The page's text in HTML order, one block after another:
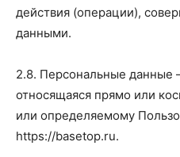
действия (операции),
данными.
2.8. Персональные данные
относящаяся прямо или
или определяемому
https://basetop.ru.